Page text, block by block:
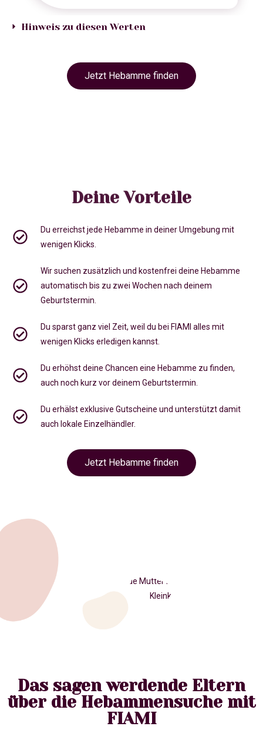
Hinweis zu diesen Werten
Jetzt Hebamme finden
Deine Vorteile
Du erreichst jede Hebamme in deiner Umgebung mit
wenigen Klicks.
Wir suchen zusätzlich und kostenfrei deine Hebamme
automatisch bis zu zwei Wochen nach deinem
Geburtstermin.
Du sparst ganz viel Zeit, weil du bei FIAMI alles mit
wenigen Klicks erledigen kannst.
Du erhöhst deine Chancen eine Hebamme zu finden,
auch noch kurz vor deinem Geburtstermin
Du erhälst exklusive Gutscheine und unterstützt damit
auch lokale Einzelhändler.
Jetzt Hebamme finden
Das sagen werdende Eltern
über die Hebammensuche mit
FIAMI